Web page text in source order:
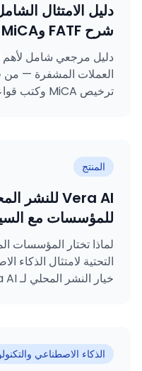
دليل الامتثال
وISO 31000
المنتج
للمؤسسات مع
لماذا تختار المؤسسات
التحتية لامتثال
خيار النشر المحلي لـ Vera AI.
الذكاء الاصطناعي